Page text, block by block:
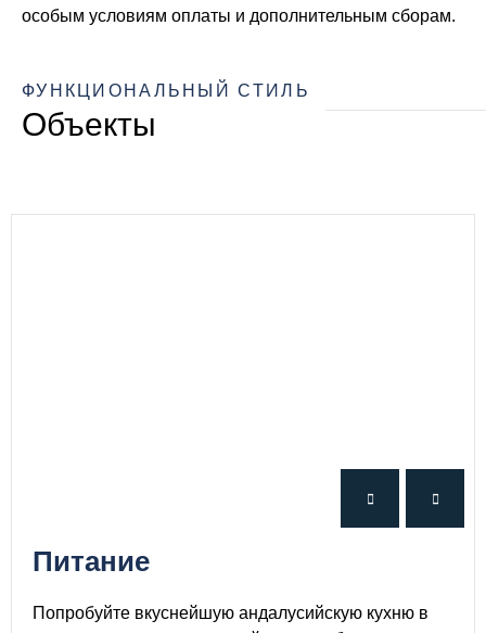
особым условиям оплаты и дополнительным сборам.
ФУНКЦИОНАЛЬНЫЙ СТИЛЬ
Объекты
питание
Попробуйте вкуснейшую андалусийскую кухню в